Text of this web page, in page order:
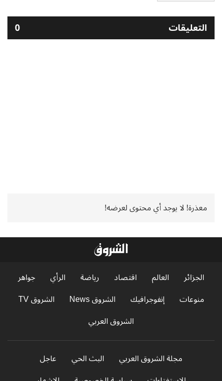
التعليقات 0
معذرة! لا يوجد أي محتوى لعرضه!
الجزائر العالم اقتصاد رياضة الرأي
جواهر
منوعات
إنفوجرافيك الشروق News
الشروق TV
الشروق العربي
مجلة الشروق العربي البث الحي
عاجل